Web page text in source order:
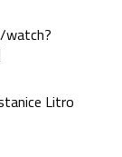
watch?
Litro